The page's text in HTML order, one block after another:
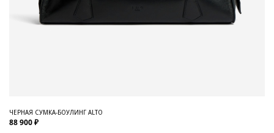
ЧЕРНАЯ СУМКА-БОУЛИНГ ALTO
88 900 ₽